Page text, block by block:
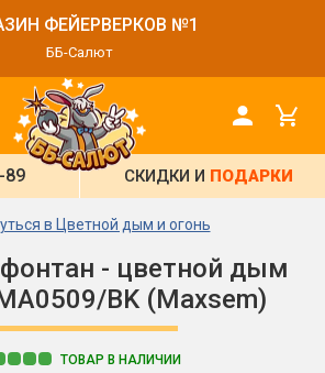
ФЕЙЕРВЕРКОВ №1
ББ-Салют
89 СКИДКИ И ПОДАРКИ
в Цветной дым и огонь
- цветной дым
BK (Maxsem)
ТОВАР В НАЛИЧИИ